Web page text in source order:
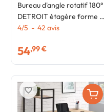
Bureau d'angle rotatif 180°
DETROIT étagère forme S
design industriel
4/5 - 42 avis
54,99 €
favorite_border